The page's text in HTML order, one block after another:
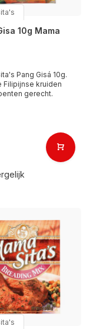
10g Mama
Pang Gisá 10g.
Filipijnse kruiden
gerecht.